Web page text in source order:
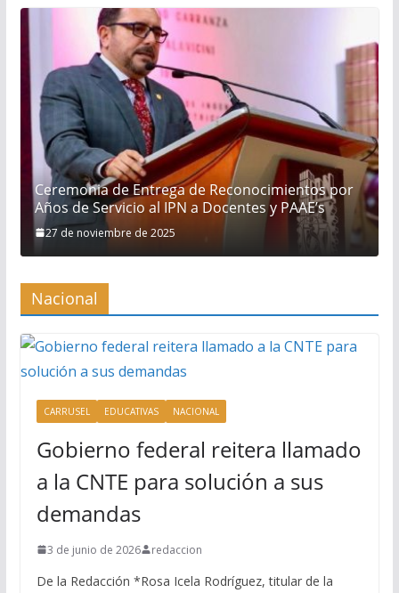
Ceremonia de Entrega de Reconocimientos por
Años de Servicio al IPN a Docentes y PAAE’s
27 de noviembre de 2025
Nacional
CARRUSEL EDUCATIVAS NACIONAL
Gobierno federal reitera llamado
a la CNTE para solución a sus
demandas
3 de junio de 2026 redaccion
De la Redacción *Rosa Icela Rodríguez, titular de la